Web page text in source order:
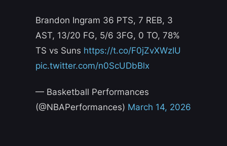
Brandon Ingram 36 PTS, 7 REB, 3
AST, 13/20 FG, 5/6 3FG, 0 TO, 78%
TS vs Suns https://t.co/F0jZvXWzIU
pic.twitter.com/n0ScUDbBlx
— Basketball Performances
(@NBAPerformances) March 14, 2026